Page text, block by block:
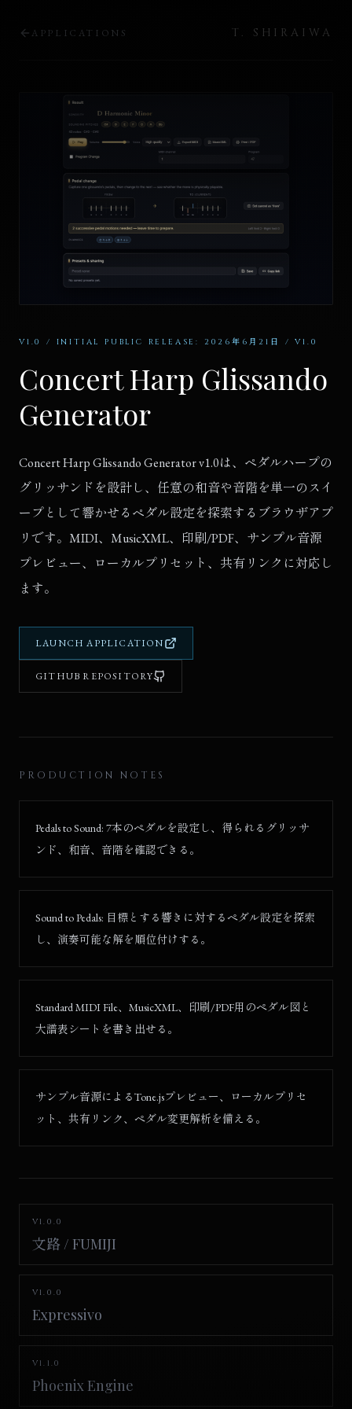
APPLICATIONS T. SHIRAIWA
V1.0 / INITIAL PUBLIC RELEASE: 2026年6月21日 / V1.0
Concert Harp Glissando
Generator
Concert Harp Glissando Generator v1.0は、ペダルハープの
グリッサンドを設計し、任意の和音や音階を単一のスイ
ープとして響かせるペダル設定を探索するブラウザアプ
リです。MIDI、MusicXML、印刷/PDF、サンプル音源
プレビュー、ローカルプリセット、共有リンクに対応し
ます。
LAUNCH APPLICATION
GITHUB REPOSITORY
PRODUCTION NOTES
Pedals to Sound: 7本のペダルを設定し、得られるグリッサ
ンド、和音、音階を確認できる。
Sound to Pedals: 目標とする響きに対するペダル設定を探索
し、演奏可能な解を順位付けする。
Standard MIDI File、MusicXML、印刷/PDF用のペダル図と
大譜表シートを書き出せる。
サンプル音源によるTone.jsプレビュー、ローカルプリセ
ット、共有リンク、ペダル変更解析を備える。
V1.0.0
文路 / FUMIJI
V1.0.0
Expressivo
V1.1.0
Phoenix Engine